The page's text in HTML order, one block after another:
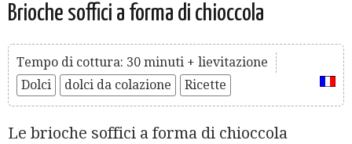
Brioche soffici a forma di chioccola
Tempo di cottura: 30 minuti + lievitazione
Dolci
dolci da colazione Ricette
Le brioche soffici a forma di chioccola